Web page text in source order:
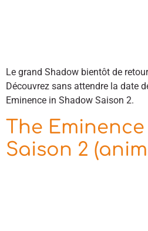
Le grand Shadow bientôt de
Découvrez sans attendre la date
Eminence in Shadow Saison 2.
The
Saison 2